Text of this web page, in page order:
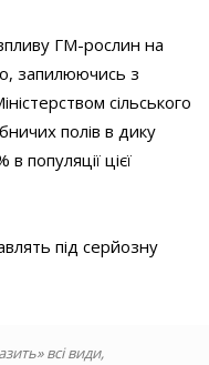
ГМ-рослин на
запилюючись з
сільського
полів в дику
популяції цієї
під серйозну
всі види,